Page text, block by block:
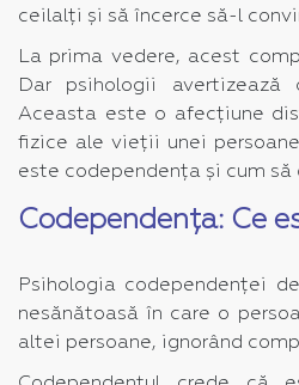
ceilalți și să încerce să-l
La prima vedere, acest
Dar psihologii
Aceasta este o afecțiune
fizice ale vieții unei
este codependența și cum să
Codependența: Ce
Psihologia codependenței
nesănătoasă în care o
altei persoane, ignorând